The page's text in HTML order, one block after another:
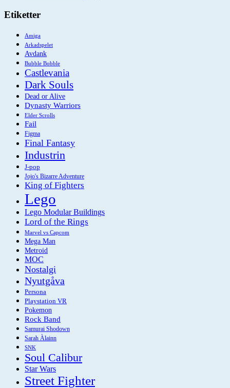
Etiketter
Amiga
Arkadspelet
Avdank
Bubble Bobble
Castlevania
Dark Souls
Dead or Alive
Dynasty Warriors
Elder Scrolls
Fail
Figma
Final Fantasy
Industrin
J-pop
Jojo's Bizarre Adventure
King of Fighters
Lego
Lego Modular Buildings
Lord of the Rings
Marvel vs Capcom
Mega Man
Metroid
MOC
Nostalgi
Nyutgåva
Persona
Playstation VR
Pokemon
Rock Band
Samurai Shodown
Sarah Àlainn
SNK
Soul Calibur
Star Wars
Street Fighter